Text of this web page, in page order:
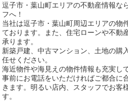
逗子市・葉山町エリアの不動産情報な
フへ！
当社は逗子市・葉山町周辺エリアの物
ております。また、住宅ローンや不動
承ります。
新築戸建、中古マンション、土地の購
任せください。
海近物件や海見えの物件情報も充実し
事前にお電話をいただければご都合に
きます。明るい店内、スタッフでお客
す。